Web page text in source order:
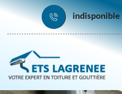
indisponible